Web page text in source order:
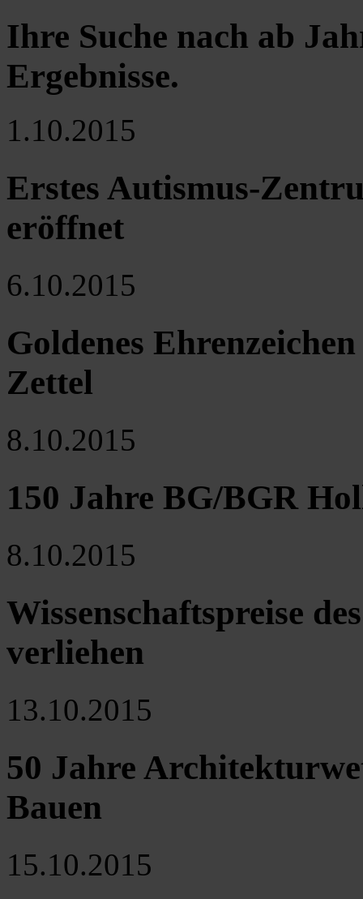
Ihre Suche nach ab
Ergebnisse.
1.10.2015
Erstes Autismus-
eröffnet
6.10.2015
Goldenes
Zettel
8.10.2015
150 Jahre BG/BGR
8.10.2015
Wissenschaftspreise
verliehen
13.10.2015
50 Jahre
Bauen
15.10.2015